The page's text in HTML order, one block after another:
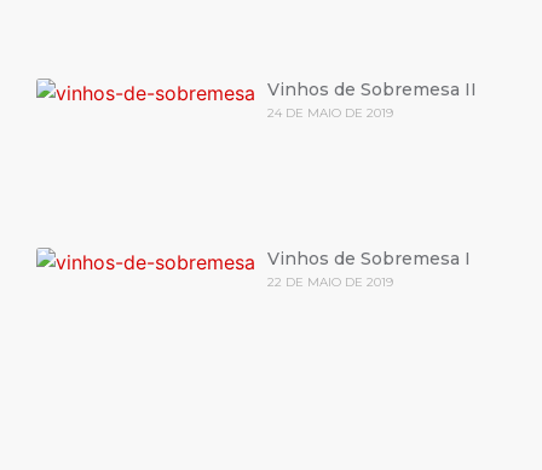
Vinhos de Sobremesa II
24 DE MAIO DE 2019
Vinhos de Sobremesa I
22 DE MAIO DE 2019